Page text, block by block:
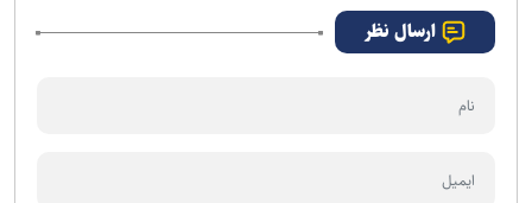
ارسال نظر